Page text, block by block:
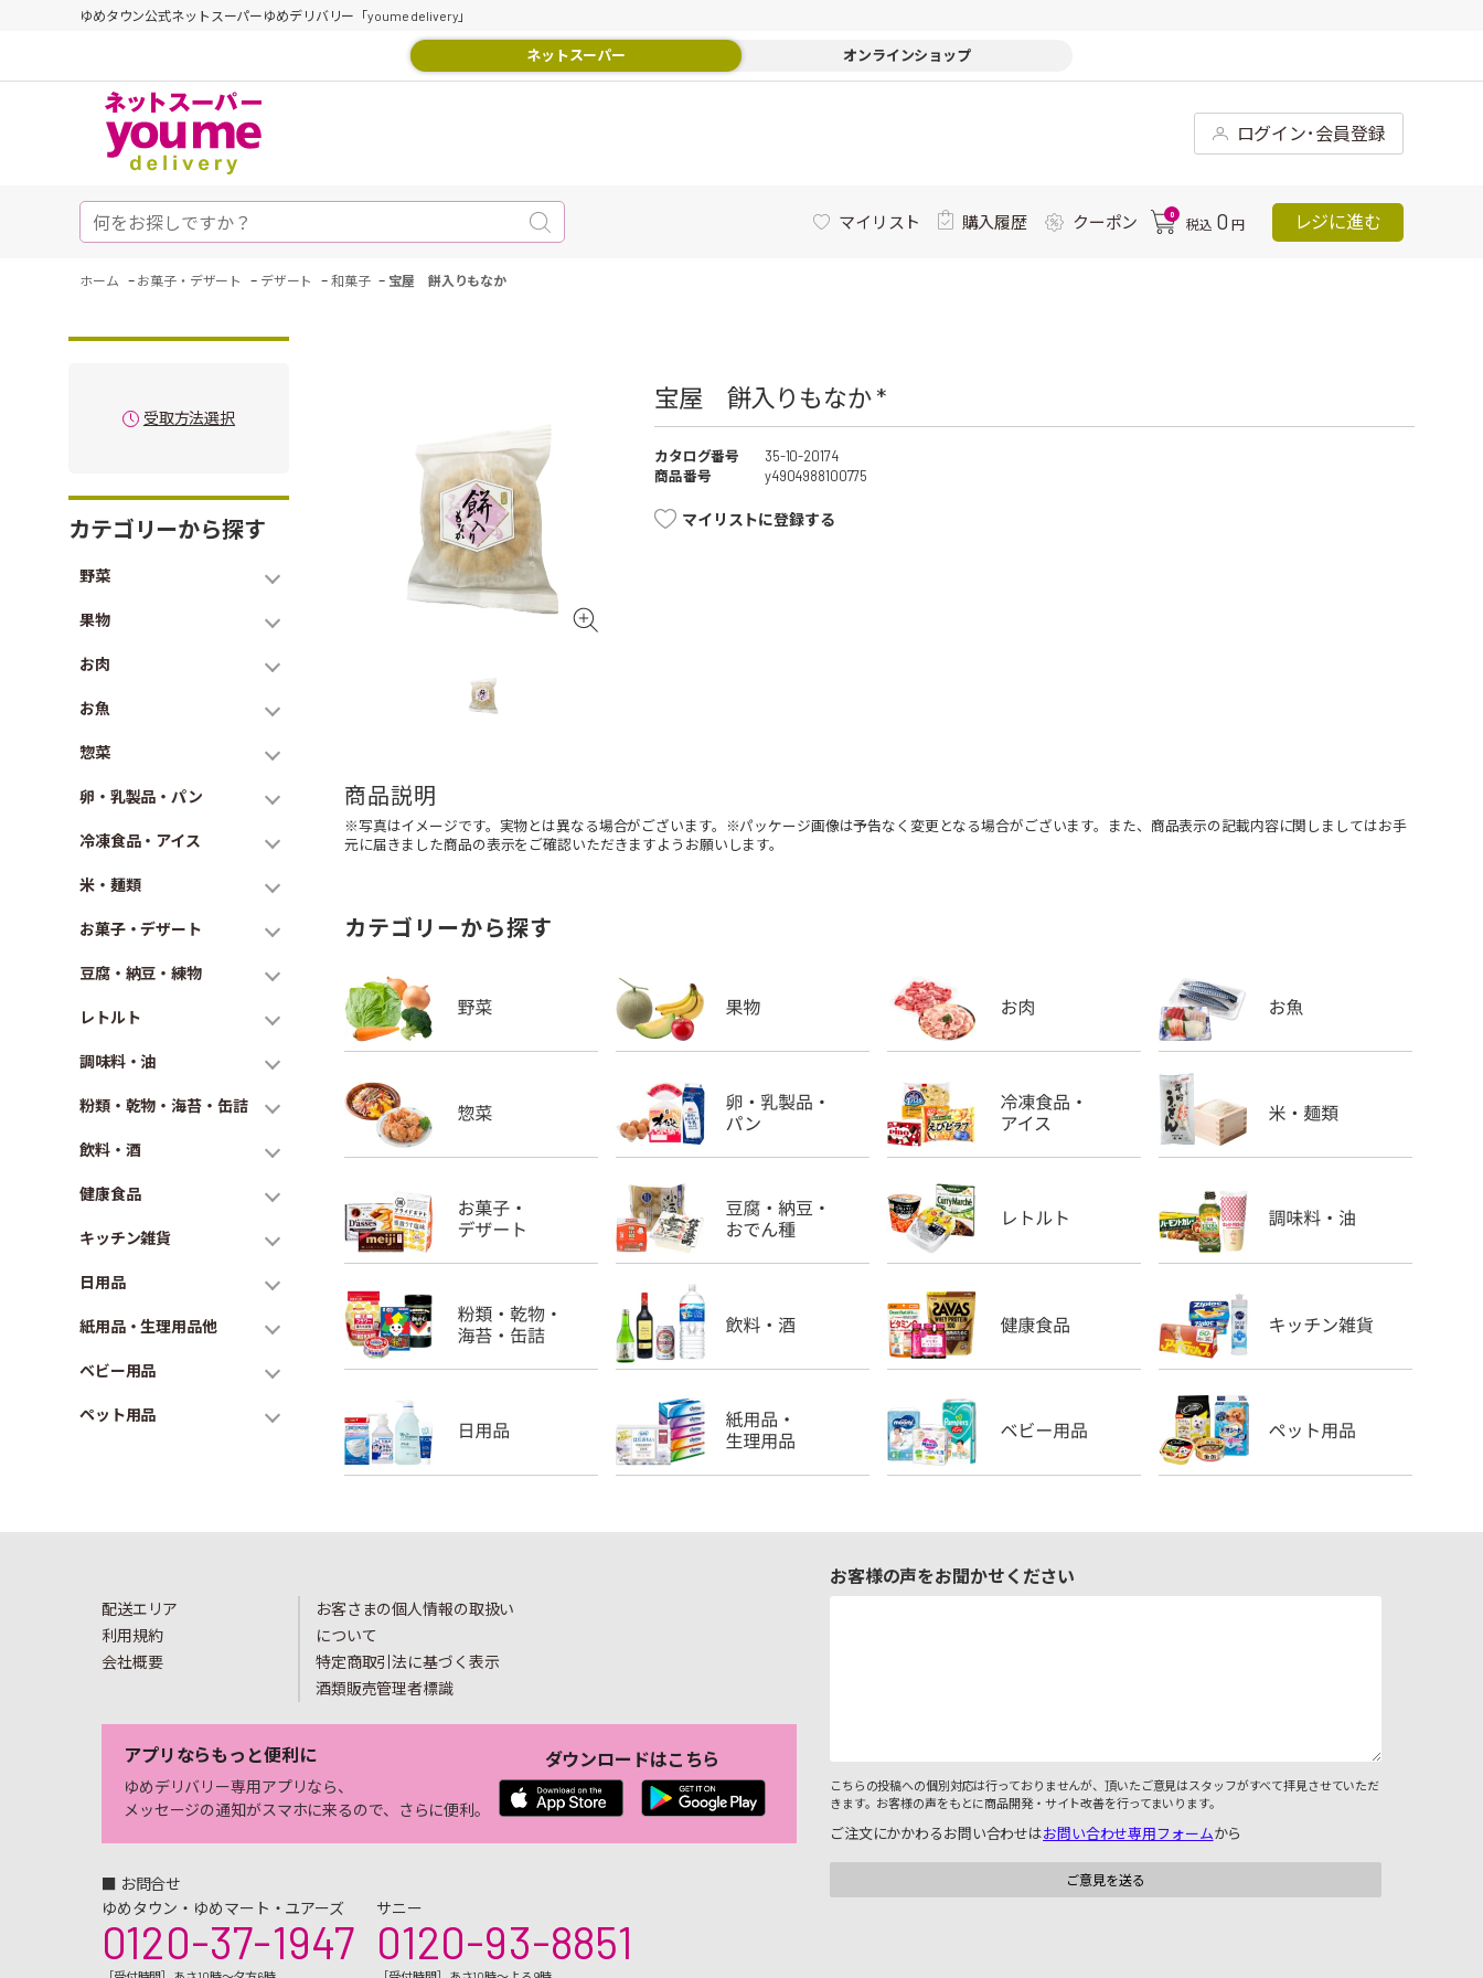
ゆめタウン公式ネットスーパーゆめデリバリー「youme delivery」
ネットスーパー オンラインショップ
ログイン･会員登録
マイリスト 購入履歴 クーポン 0
税込 0 円 レジに進む
ホーム - お菓子・デザート - デザート - 和菓子 - 宝屋 餅入りもなか
受取方法選択
カテゴリーから探す
野菜
果物
お肉
お魚
惣菜
卵・乳製品・パン
冷凍食品・アイス
米・麺類
お菓子・デザート
豆腐・納豆・練物
レトルト
調味料・油
粉類・乾物・海苔・缶詰
飲料・酒
健康食品
キッチン雑貨
日用品
紙用品・生理用品他
ベビー用品
ペット用品
宝屋 餅入りもなか *
カタログ番号
35-10-20174
商品番号
y4904988100775
マイリストに登録する
商品説明
※写真はイメージです。実物とは異なる場合がございます。※パッケージ画像は予告なく変更となる場合がございます。また、商品表示の記載内容に関しましてはお手
元に届きました商品の表示をご確認いただきますようお願いします。
カテゴリーから探す
配送エリア
利用規約
会社概要
お客さまの個人情報の取扱い
について
特定商取引法に基づく表示
酒類販売管理者標識
アプリならもっと便利に
ゆめデリバリー専用アプリなら、
メッセージの通知がスマホに来るので、さらに便利。
ダウンロードはこちら
■ お問合せ
ゆめタウン・ゆめマート・ユアーズ
0120-37-1947
サニー
0120-93-8851
お客様の声をお聞かせください
こちらの投稿への個別対応は行っておりませんが、頂いたご意見はスタッフがすべて拝見させていただ
きます。お客様の声をもとに商品開発・サイト改善を行ってまいります。
ご注文にかかわるお問い合わせはお問い合わせ専用フォームから